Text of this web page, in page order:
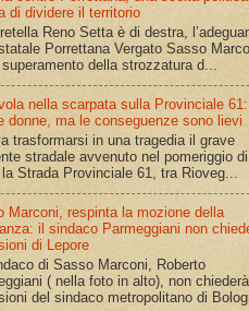
di dividere il territorio
Reno Setta è di destra,
Porrettana Vergato Sasso
della strozzatura d...
nella scarpata sulla Provinciale
donne, ma le conseguenze sono lievi
trasformarsi in una tragedia il grave
stradale avvenuto nel pomeriggio
Strada Provinciale 61, tra Rioveg...
Marconi, respinta la mozione della
il sindaco Parmeggiani non
di Lepore
di Sasso Marconi, Roberto
( nella foto in alto), non
del sindaco metropolitano di